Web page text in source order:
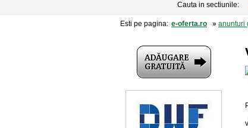
Cauta in sectiunile:
Esti pe pagina: e-oferta.ro » anunturi